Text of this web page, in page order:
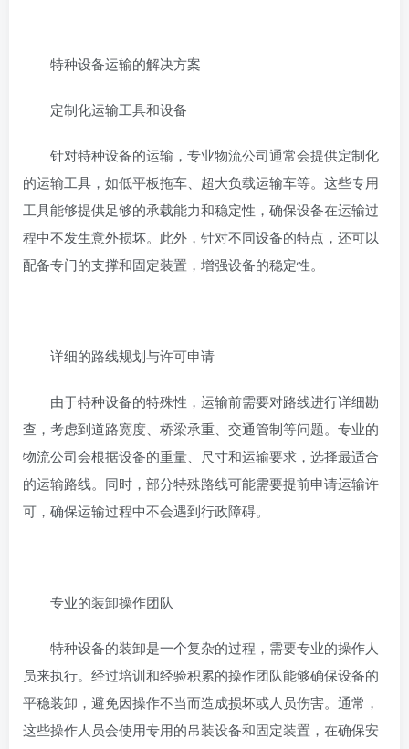
特种设备运输的解决方案
定制化运输工具和设备
针对特种设备的运输，专业物流公司通常会提供定制化
的运输工具，如低平板拖车、超大负载运输车等。这些专用
工具能够提供足够的承载能力和稳定性，确保设备在运输过
程中不发生意外损坏。此外，针对不同设备的特点，还可以
配备专门的支撑和固定装置，增强设备的稳定性。
详细的路线规划与许可申请
由于特种设备的特殊性，运输前需要对路线进行详细勘
查，考虑到道路宽度、桥梁承重、交通管制等问题。专业的
物流公司会根据设备的重量、尺寸和运输要求，选择最适合
的运输路线。同时，部分特殊路线可能需要提前申请运输许
可，确保运输过程中不会遇到行政障碍。
专业的装卸操作团队
特种设备的装卸是一个复杂的过程，需要专业的操作人
员来执行。经过培训和经验积累的操作团队能够确保设备的
平稳装卸，避免因操作不当而造成损坏或人员伤害。通常，
这些操作人员会使用专用的吊装设备和固定装置，在确保安